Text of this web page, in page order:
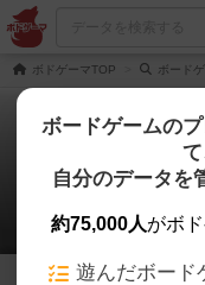
ボドゲーマTOP ボード
メ
2
ボードゲームの
て
自分のデータを
約75,000人がボ
遊んだボード